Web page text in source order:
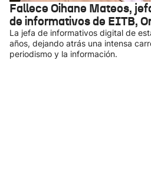
Fallece Oihane Mateos,
de informativos de EITB,
La jefa de informativos digital de
años, dejando atrás una intensa
periodismo y la información.